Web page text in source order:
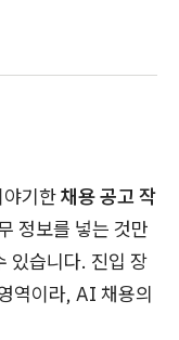
기한채용 공고 작
정보를 넣는 것만
있습니다. 진입 장
역이라, AI 채용의